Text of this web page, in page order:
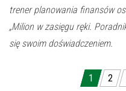
trener planowania finansów
„Milion w zasięgu ręki.
się swoim doświadczeniem.
Nawigacja po
1 2